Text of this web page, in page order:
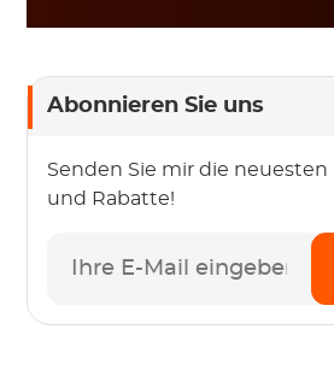
Abonnieren Sie uns
Senden Sie mir die
und Rabatte!